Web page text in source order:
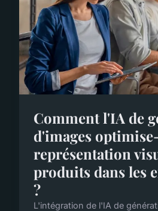
Comment l'IA de
d'images
représentation
produits dans les
?
L'intégration de l'IA de